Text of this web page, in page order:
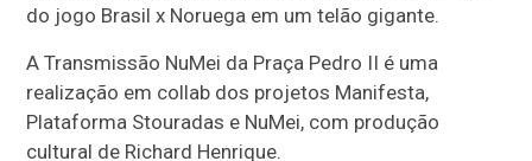
do jogo Brasil x Noruega em um telão gigante.
A Transmissão NuMei da Praça Pedro II é uma
realização em collab dos projetos Manifesta,
Plataforma Stouradas e NuMei, com produção
cultural de Richard Henrique.